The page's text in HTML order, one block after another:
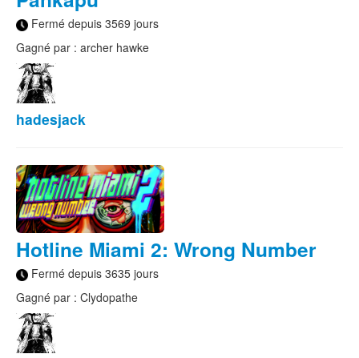
Fermé depuis 3569 jours
Gagné par : archer hawke
hadesjack
Hotline Miami 2: Wrong Number
Fermé depuis 3635 jours
Gagné par : Clydopathe